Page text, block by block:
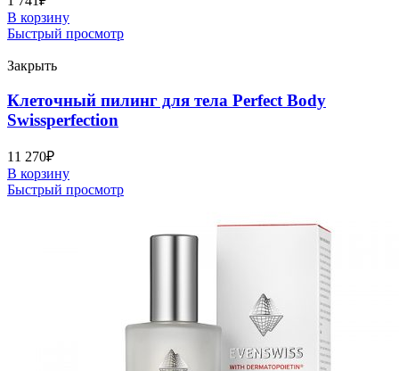
В корзину
Быстрый просмотр
Закрыть
Клеточный пилинг для тела Perfect Body
Swissperfection
11 270₽
В корзину
Быстрый просмотр